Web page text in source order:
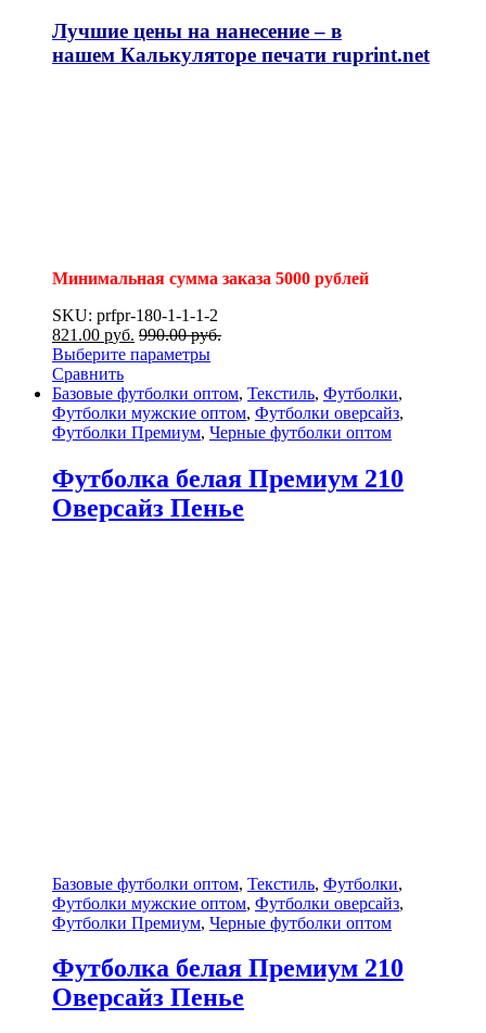
Лучшие цены на нанесение – в
нашем Калькуляторе печати ruprint.net
Минимальная сумма заказа 5000 рублей
SKU: prfpr-180-1-1-1-2
821.00 руб. 990.00руб.
Выберите параметры
Сравнить
Базовые футболки оптом, Текстиль, Футболки,
Футболки мужские оптом, Футболки оверсайз,
Футболки Премиум, Черные футболки оптом
Футболка белая Премиум 210
Оверсайз Пенье
Базовые футболки оптом, Текстиль, Футболки,
Футболки мужские оптом, Футболки оверсайз,
Футболки Премиум, Черные футболки оптом
Футболка белая Премиум 210
Оверсайз Пенье